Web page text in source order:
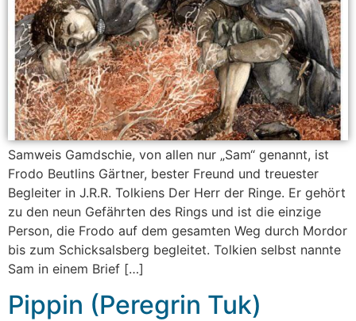
Samweis Gamdschie, von allen nur „Sam“ genannt, ist
Frodo Beutlins Gärtner, bester Freund und treuester
Begleiter in J.R.R. Tolkiens Der Herr der Ringe. Er gehört
zu den neun Gefährten des Rings und ist die einzige
Person, die Frodo auf dem gesamten Weg durch Mordor
bis zum Schicksalsberg begleitet. Tolkien selbst nannte
Sam in einem Brief […]
Pippin (Peregrin Tuk)